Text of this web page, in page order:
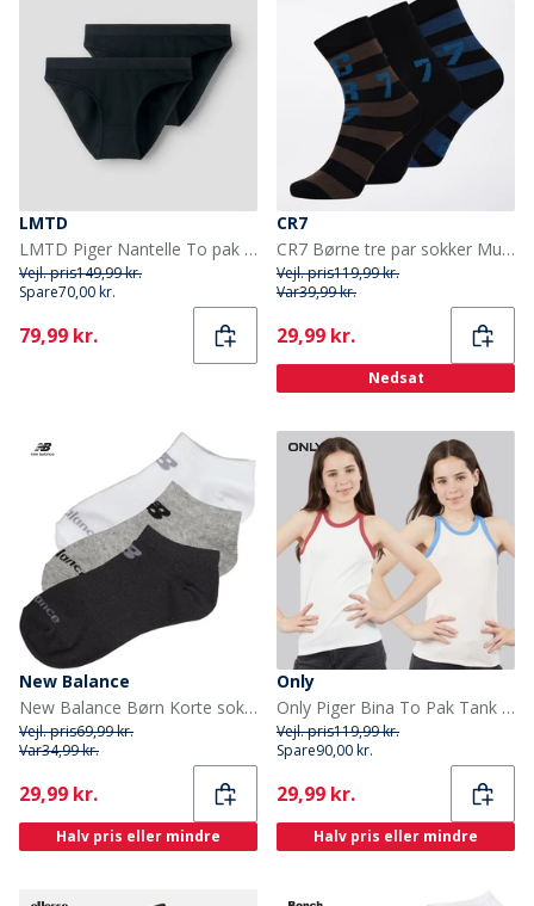
LMTD
LMTD Piger Nantelle To pak trusser Sort
Vejl. pris149,99 kr.
Spare70,00 kr.
Current
79,99 kr.
CR7
CR7 Børne tre par sokker Multicolour
Vejl. pris119,99 kr.
Var39,99 kr.
Current
29,99 kr.
Nedsat
New Balance
New Balance Børn Korte sokker Flerfarvet
Vejl. pris69,99 kr.
Var34,99 kr.
Current
29,99 kr.
Halv pris eller mindre
Only
Only Piger Bina To Pak Tank Toppe Mauve Chalk
Vejl. pris119,99 kr.
Spare90,00 kr.
Current
29,99 kr.
Halv pris eller mindre